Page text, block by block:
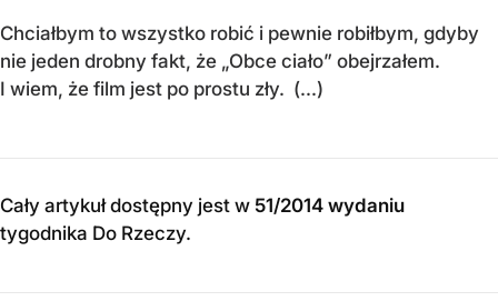
Chciałbym to wszystko robić i pewnie robiłbym, gdyby
nie jeden drobny fakt, że „Obce ciało” obejrzałem.
I wiem, że film jest po prostu zły. (...)
Cały artykuł dostępny jest w 51/2014 wydaniu
tygodnika Do Rzeczy.